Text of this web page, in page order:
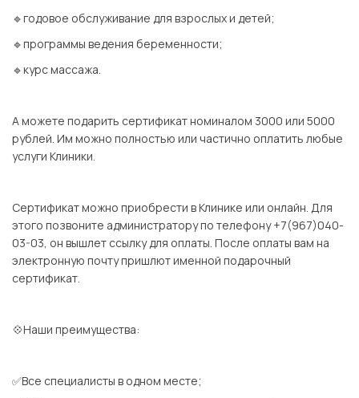
🔹годовое обслуживание для взрослых и детей;
🔹программы ведения беременности;
🔹курс массажа.
А можете подарить сертификат номиналом 3000 или 5000
рублей. Им можно полностью или частично оплатить любые
услуги Клиники.
Сертификат можно приобрести в Клинике или онлайн. Для
этого позвоните администратору по телефону+7(967)040-
03-03, он вышлет ссылку для оплаты. После оплаты вам на
электронную почту пришлют именной подарочный
сертификат.
💠Наши преимущества:
✅Все специалисты в одном месте;